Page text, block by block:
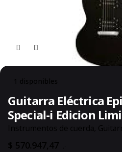
1 disponibles
Guitarra Eléctrica
Special-i Edicion
Instrumentos de cuerda
$ 570.947,47 .-